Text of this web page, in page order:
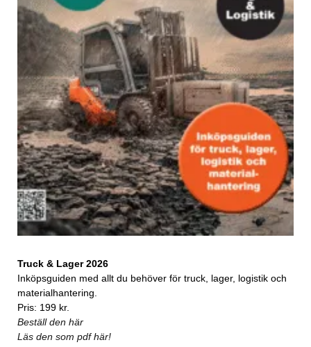
Truck & Lager 2026
Inköpsguiden med allt du behöver för truck, lager, logistik och
materialhantering.
Pris: 199 kr.
Beställ den här
Läs den som pdf här!